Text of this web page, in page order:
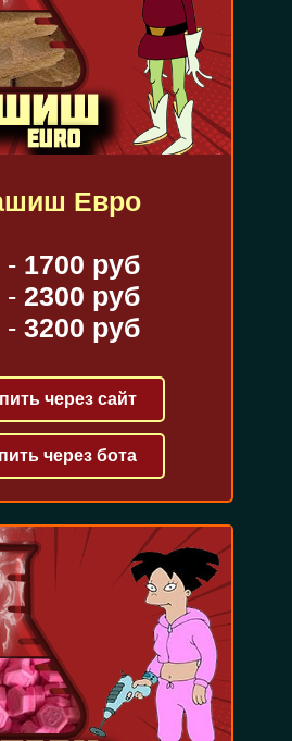
Евро
- 1700 руб
- 2300 руб
- 3200 руб
через сайт
через бота